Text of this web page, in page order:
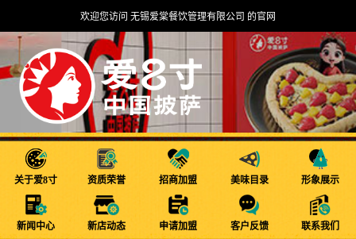
欢迎您访问 无锡爱棠餐饮管理有限公司 的官网
关于爱8寸 资质荣誉 招商加盟 美味目录 形象展示
新闻中心 新店动态 申请加盟 客户反馈 联系我们